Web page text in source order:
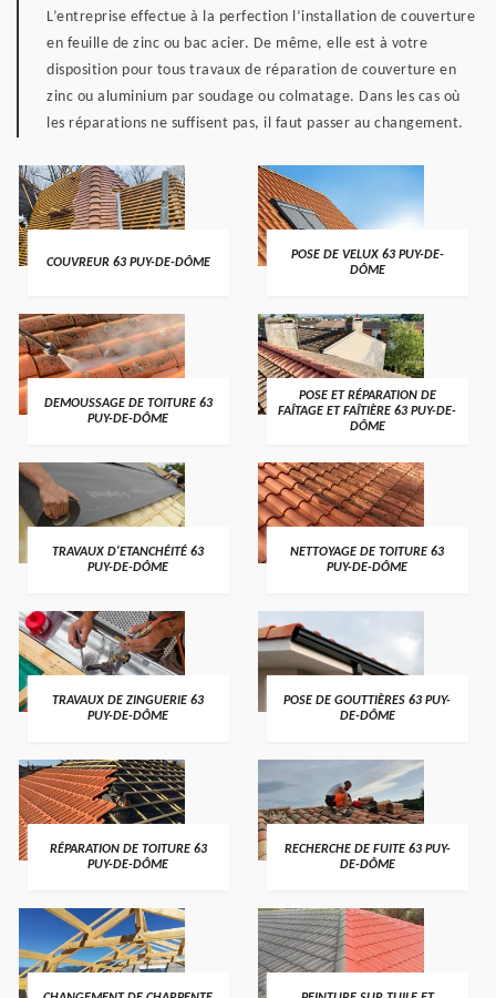
L’entreprise effectue à la perfection l’installation de couverture
en feuille de zinc ou bac acier. De même, elle est à votre
disposition pour tous travaux de réparation de couverture en
zinc ou aluminium par soudage ou colmatage. Dans les cas où
les réparations ne suffisent pas, il faut passer au changement.
COUVREUR 63 PUY-DE-DÔME
POSE DE VELUX 63 PUY-DE-
DÔME
DEMOUSSAGE DE TOITURE 63
PUY-DE-DÔME
POSE ET RÉPARATION DE
FAÎTAGE ET FAÎTIÈRE 63 PUY-DE-
DÔME
TRAVAUX D'ETANCHÉITÉ 63
PUY-DE-DÔME
NETTOYAGE DE TOITURE 63
PUY-DE-DÔME
TRAVAUX DE ZINGUERIE 63
PUY-DE-DÔME
POSE DE GOUTTIÈRES 63 PUY-
DE-DÔME
RÉPARATION DE TOITURE 63
PUY-DE-DÔME
RECHERCHE DE FUITE 63 PUY-
DE-DÔME